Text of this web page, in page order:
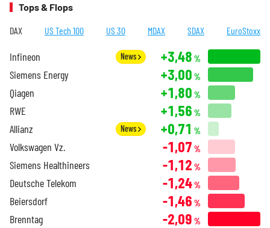
Tops & Flops
DAX US Tech 100 US 30 MDAX SDAX EuroStoxx
Infineon News +3,48 %
Siemens Energy +3,00 %
Qiagen +1,80 %
RWE +1,56 %
Allianz News +0,71 %
Volkswagen Vz. -1,07 %
Siemens Healthineers -1,12 %
Deutsche Telekom -1,24%
Beiersdorf -1,46 %
Brenntag -2,09 %